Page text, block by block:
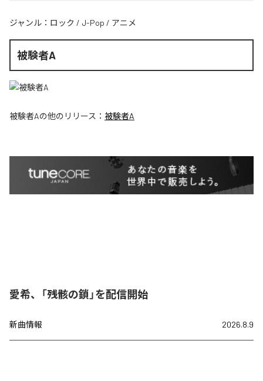
ジャンル： ロック / J-Pop / アニメ
被験者A
被験者Aの他のリリース： 被験者A
愛希、「残骸の鎖」を配信開始
新曲情報 2026.8.9